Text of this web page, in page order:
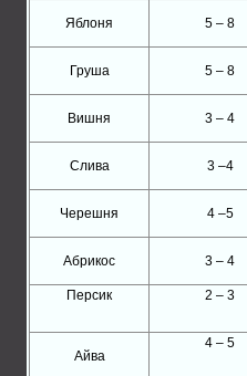
Яблоня 5 – 8
Груша 5 – 8
Вишня 3 – 4
Слива 3 –4
Черешня 4 –5
Абрикос 3 – 4
Персик 2 – 3
Айва
4 – 5